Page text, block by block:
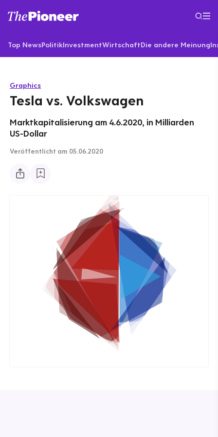
Top NewsPolitikInvestmentWirtschaftDie andere Meinung
Graphics
Tesla vs. Volkswagen
Marktkapitalisierung am 4.6.2020, in Milliarden
US-Dollar
Veröffentlicht am 05.06.2020